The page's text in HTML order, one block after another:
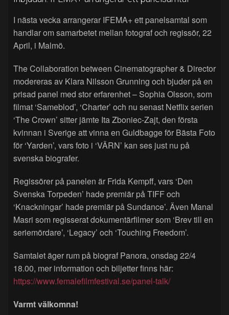
I nästa vecka arrangerar IFEMA+ ett panelsamtal som
handlar om samarbetet mellan fotograf och regissör, 22
April, i Malmö.
The Collaboration between Cinematographer & Director
modereras av Klara Nilsson Grunning och bjuder på en
prisad panel med stor erfarenhet – Sophia Olsson, som
filmat ‘Sameblod’, ‘Charter’ och nu senast Netflix serien
‘The Crown’ sitter jämte Ita Zboniec-Zajt, den första
kvinnan i Sverige att vinna en Guldbagge för Bästa Foto
för ‘Yarden’, vars foto i ‘VÄRN’ kan ses just nu på
svenska biografer.
Regissörer på panelen är Frida Kempff, vars ‘Den
Svenska Torpeden’ hade premiär på TIFF och
‘Knackningar’ hade premiär på Sundance’. Även Manal
Masri som regisserat dokumentärfilmer som ‘Brev till en
seriemördare’, ‘Legacy’ och ‘Touching Freedom’.
Samtalet äger rum på biograf Panora, onsdag 22/4
18.00, mer information och biljetter finns här:
https://www.femalefilmfestival.se/panel-talk/
Varmt välkomna!